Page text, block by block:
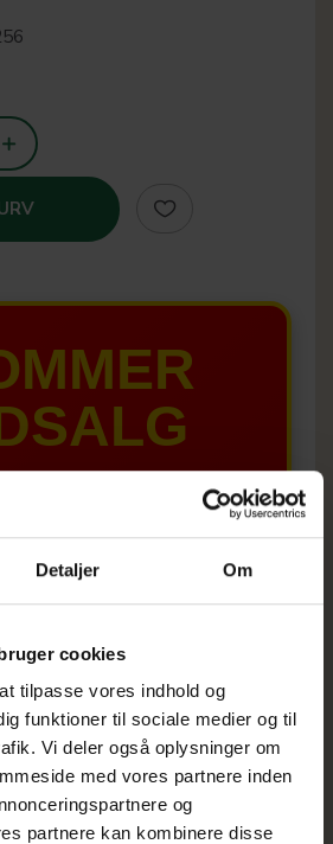
Detaljer Om
cookies
tilpasse vores indhold og
funktioner til sociale medier og til
Vi deler også oplysninger om
med vores partnere inden
og
partnere kan kombinere disse
8 AUGUST
ER
SAT NED
IKKE
BUTIKKERE